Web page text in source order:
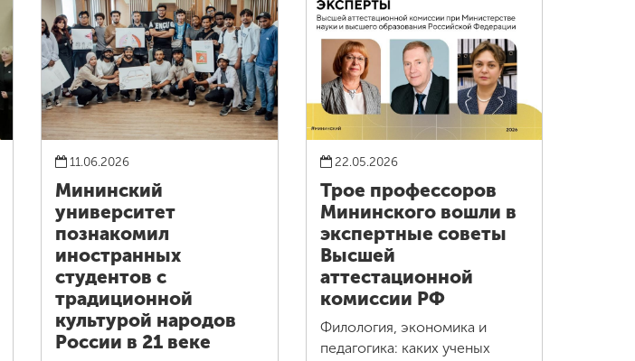
11.06.2026
Мининский
университет
познакомил
иностранных
студентов с
традиционной
культурой народов
России в 21 веке
22.05.2026
Трое профессоров
Мининского вошли в
экспертные советы
Высшей
аттестационной
комиссии РФ
Филология, экономика и
педагогика: каких ученых